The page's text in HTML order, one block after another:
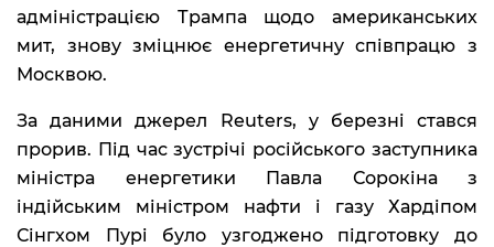
адміністрацією Трампа щодо американських
мит, знову зміцнює енергетичну співпрацю з
Москвою.
За даними джерел Reuters, у березні стався
прорив. Під час зустрічі російського заступника
міністра енергетики Павла Сорокіна з
індійським міністром нафти і газу Хардіпом
Сінгхом Пурі було узгоджено підготовку до